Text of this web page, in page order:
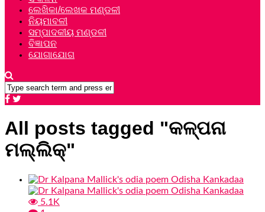
ଲେଖିକା/ଲେଖକ ମଣ୍ଡଳୀ
ନିୟମାବଳୀ
ସମ୍ପାଦକୀୟ ମଣ୍ଡଳୀ
ବିଜ୍ଞାପନ
ଯୋଗାଯୋଗ
All posts tagged "କଳ୍ପନା
ମଲ୍ଲିକ୍"
5.1K